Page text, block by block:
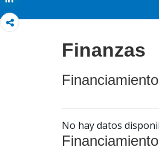
Finanzas
No hay datos